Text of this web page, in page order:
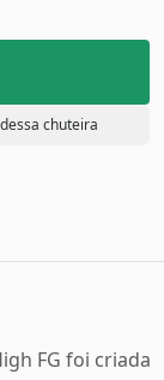
chuteira
FG foi criada